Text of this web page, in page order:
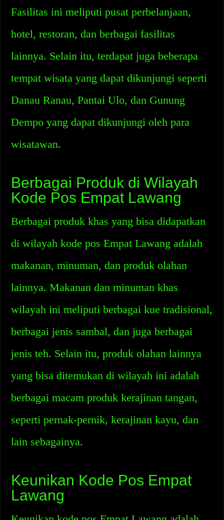
Fasilitas ini meliputi pusat perbelanjaan,
hotel, restoran, dan berbagai fasilitas
lainnya. Selain itu, terdapat juga beberapa
tempat wisata yang dapat dikunjungi seperti
Danau Ranau, Pantai Ulo, dan Gunung
Dempo yang dapat dikunjungi oleh para
wisatawan.
Berbagai Produk di Wilayah
Kode Pos Empat Lawang
Berbagai produk khas yang bisa didapatkan
di wilayah kode pos Empat Lawang adalah
makanan, minuman, dan produk olahan
lainnya. Makanan dan minuman khas
wilayah ini meliputi berbagai kue tradisional,
berbagai jenis sambal, dan juga berbagai
jenis teh. Selain itu, produk olahan lainnya
yang bisa ditemukan di wilayah ini adalah
berbagai macam produk kerajinan tangan,
seperti pernak-pernik, kerajinan kayu, dan
lain sebagainya.
Keunikan Kode Pos Empat
Lawang